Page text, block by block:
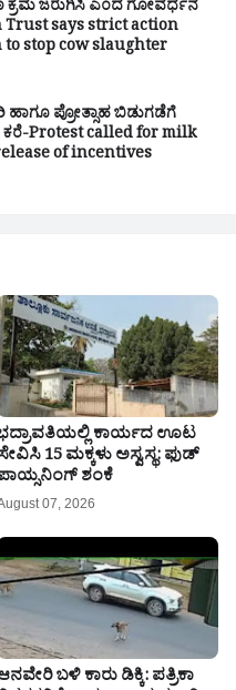
ಕ್ರಮ ಜರುಗಿಸಿ ಎಂದ ಗೋವರ್ಧನ
Trust says strict action
stop cow slaughter
ಪ್ರೋತ್ಸಾಹ ಬಿಡುಗಡೆಗೆ
Protest called for milk
of incentives
ಕಾರ್ಯದ ಊಟ
15 ಮಕ್ಕಳು ಅಸ್ವಸ್ಥ: ಫುಡ್
ಶಂಕೆ
07, 2026
ಬಳಿ ಕಾರು ಡಿಕ್ಕಿ: ಪತ್ರಿಕಾ